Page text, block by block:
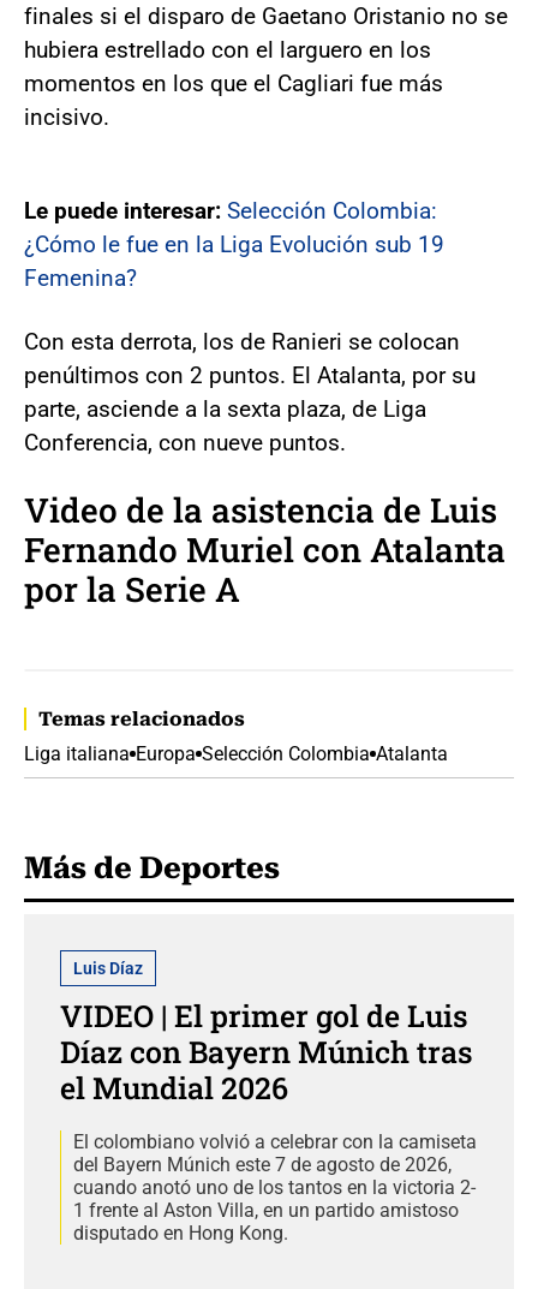
finales si el disparo de Gaetano Oristanio no se
hubiera estrellado con el larguero en los
momentos en los que el Cagliari fue más
incisivo.
Le puede interesar: Selección Colombia:
¿Cómo le fue en la Liga Evolución sub 19
Femenina?
Con esta derrota, los de Ranieri se colocan
penúltimos con 2 puntos. El Atalanta, por su
parte, asciende a la sexta plaza, de Liga
Conferencia, con nueve puntos.
Video de la asistencia de Luis
Fernando Muriel con Atalanta
por la Serie A
Temas relacionados
Liga italiana Europa Selección Colombia Atalanta
Más de Deportes
Luis Díaz
VIDEO | El primer gol de Luis
Díaz con Bayern Múnich tras
el Mundial 2026
El colombiano volvió a celebrar con la camiseta
del Bayern Múnich este 7 de agosto de 2026,
cuando anotó uno de los tantos en la victoria 2-
1 frente al Aston Villa, en un partido amistoso
disputado en Hong Kong.